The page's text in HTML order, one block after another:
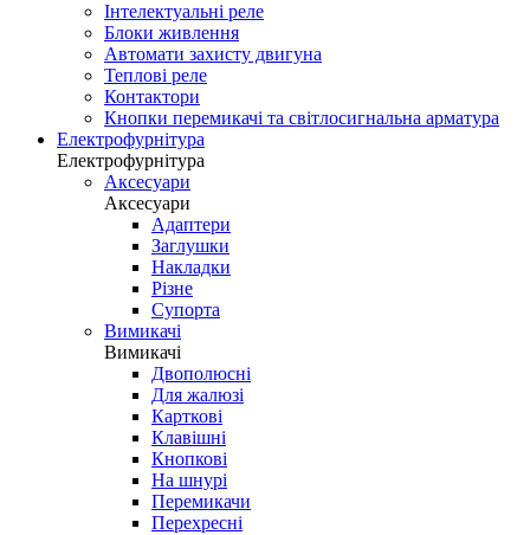
Інтелектуальні реле
Блоки живлення
Автомати захисту двигуна
Теплові реле
Контактори
Кнопки перемикачі та світлосигнальна арматура
Електрофурнітура
Електрофурнітура
Аксесуари
Аксесуари
Адаптери
Заглушки
Накладки
Різне
Супорта
Вимикачі
Вимикачі
Двополюсні
Для жалюзі
Карткові
Клавішні
Кнопкові
На шнурі
Перемикачи
Перехресні